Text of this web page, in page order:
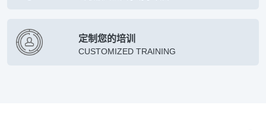
定制您的培训
CUSTOMIZED TRAINING